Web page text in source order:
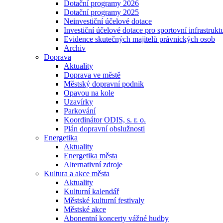
Dotační programy 2026
Dotační programy 2025
Neinvestiční účelové dotace
Investiční účelové dotace pro sportovní
Evidence skutečných majitelů právnických osob
Archiv
Doprava
Aktuality
Doprava ve městě
Městský dopravní podnik
Opavou na kole
Uzavírky
Parkování
Koordinátor ODIS, s. r. o.
Plán dopravní obslužnosti
Energetika
Aktuality
Energetika města
Alternativní zdroje
Kultura a akce města
Aktuality
Kulturní kalendář
Městské kulturní festivaly
Městské akce
Abonentní koncerty vážné hudby